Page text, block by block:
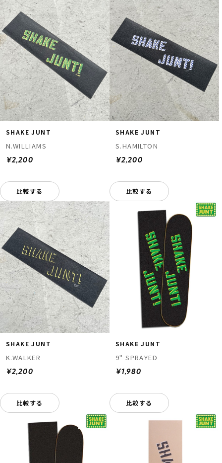
SHAKE JUNT
N.WILLIAMS
¥2,200
比較する
SHAKE JUNT
S.HAMILTON
¥2,200
比較する
SHAKE JUNT
K.WALKER
¥2,200
比較する
SHAKE JUNT
9" SPRAYED
¥1,980
比較する